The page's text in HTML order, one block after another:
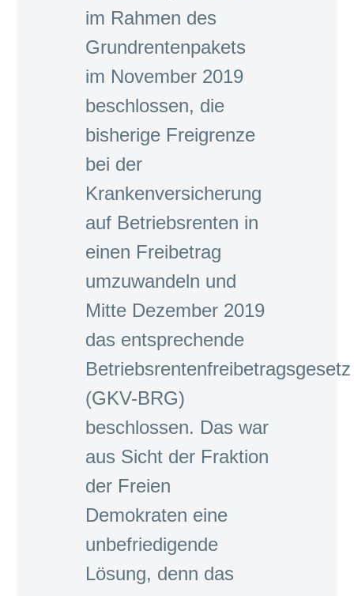
im Rahmen des
Grundrentenpakets
im November 2019
beschlossen, die
bisherige Freigrenze
bei der
Krankenversicherung
auf Betriebsrenten in
einen Freibetrag
umzuwandeln und
Mitte Dezember 2019
das entsprechende
Betriebsrentenfreibetragsgesetz
(GKV-BRG)
beschlossen. Das war
aus Sicht der Fraktion
der Freien
Demokraten eine
unbefriedigende
Lösung, denn das